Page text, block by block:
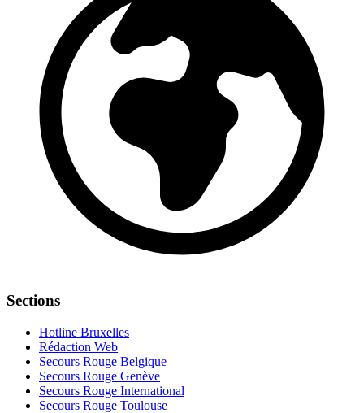
Sections
Hotline Bruxelles
Rédaction Web
Secours Rouge Belgique
Secours Rouge Genève
Secours Rouge International
Secours Rouge Toulouse